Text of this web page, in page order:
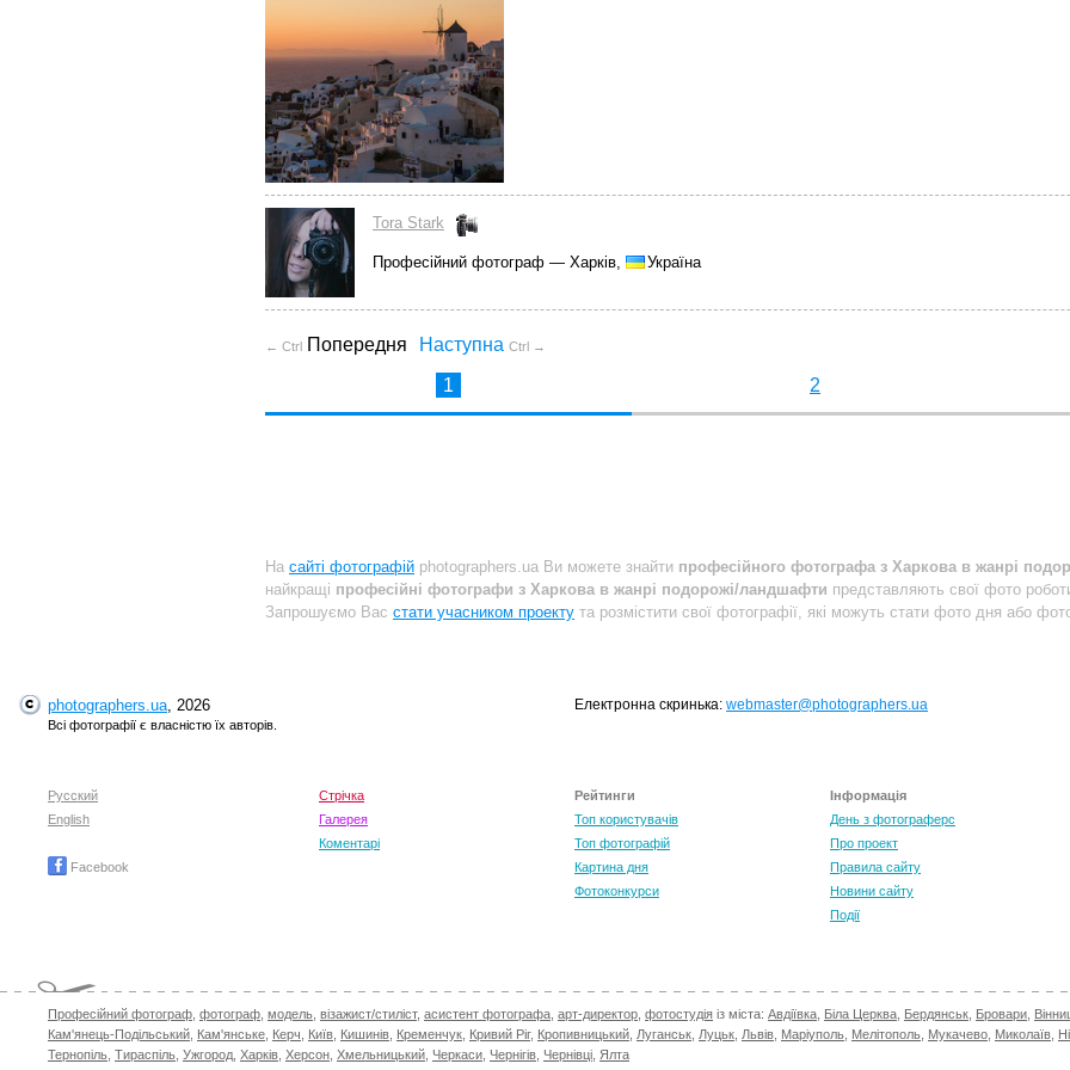
Tora Stark
Професійний фотограф — Харків, Україна
← Ctrl Попередня Наступна Ctrl →
1 2
На сайті фотографій photographers.ua Ви можете знайти професійного фотографа з Харкова в жанрі
найкращі професійні фотографи з Харкова в жанрі подорожі/ландшафти представляють свої фото
Запрошуємо Вас стати учасником проекту та розмістити свої фотографії, які можуть стати фото дня або
photographers.ua, 2026
Всі фотографії є власністю їх авторів.
Електронна скринька: webmaster@photographers.ua
Русский
English
Facebook
Стрічка
Галерея
Коментарі
Рейтинги
Топ користувачів
Топ фотографій
Картина дня
Фотоконкурси
Інформація
День з фотограферс
Про проект
Правила сайту
Новини сайту
Події
Професійний фотограф фотограф модель візажист/стиліст, асистент фотографа арт-директор фотостудія із міста: Авдіївка Біла Церква Бердянськ Бровари
Кам'янець-Подільський Кам'янське Керч Київ Кишинів Кременчук Кривий Ріг, Кропивницький Луганськ Луцьк Львів Маріуполь Мелітополь Мукачево Миколаїв
Тернопіль Тираспіль Ужгород Харків Херсон Хмельницький Черкаси Чернігів Чернівці Ялта